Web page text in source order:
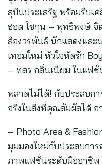
สุบินประเสริฐ พร้อมรีบเ
ฮอต โชกุน – พุทธิพงษ์ จิ
ลืองวรพันธ์ นักแสดงและ
เทอมใหม่ หัวใจหัดรัก
– ทสร กลิ่นเนียม ในแฟชั่
พลาดไม่ได้! กับประสบ
จริงในสิ่งที่คุณสัมผัสได้ อ
– Photo Area &
มุมมองใหม่กับประสบกา
ภาพแฟชั่นระดับมืออาชีพ